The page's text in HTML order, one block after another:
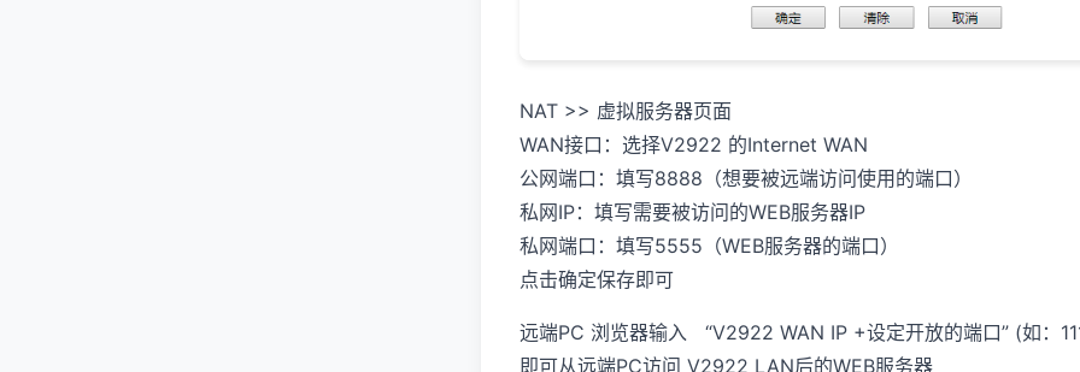
NAT >> 虚拟服务器页面
WAN接口：选择V2922 的Internet WAN
公网端口：填写8888（想要被远端访问使用的端口）
私网IP：填写需要被访问的WEB服务器IP
私网端口：填写5555（WEB服务器的端口）
点击确定保存即可
远端PC 浏览器输入 “V2922 WAN IP +设定开放的端口” (如：
即可从远端PC访问 V2922 LAN后的WEB服务器